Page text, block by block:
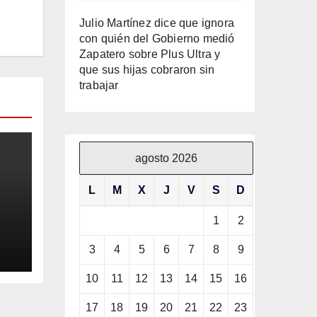
Julio Martínez dice que ignora
con quién del Gobierno medió
Zapatero sobre Plus Ultra y
que sus hijas cobraron sin
trabajar
agosto 2026
L M X J V S D
1 2
3 4 5 6 7 8 9
10 11 12 13 14 15 16
17 18 19 20 21 22 23